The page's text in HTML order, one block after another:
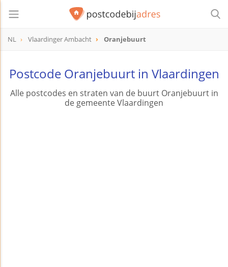
NL Vlaardinger Ambacht Oranjebuurt
Postcode Oranjebuurt in Vlaardingen
Alle postcodes en straten van de buurt Oranjebuurt in
de gemeente Vlaardingen